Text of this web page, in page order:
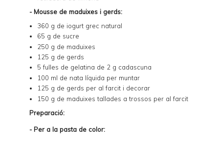
- Mousse de maduixes i gerds:
360 g de iogurt grec natural
65 g de sucre
250 g de maduixes
125 g de gerds
5 fulles de gelatina de 2 g cadascuna
100 ml de nata líquida per muntar
125 g de gerds per al farcit i decorar
150 g de maduixes tallades a trossos per al farcit
Preparació:
- Per a la pasta de color: